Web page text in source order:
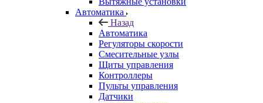
Автоматика
Назад
Автоматика
Регуляторы скорости
Смесительные узлы
Щиты управления
Контроллеры
Пульты управления
Датчики